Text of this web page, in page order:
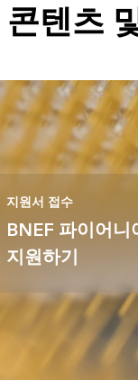
텐츠
지원서 접수
BNEF 파이어니
지원하기